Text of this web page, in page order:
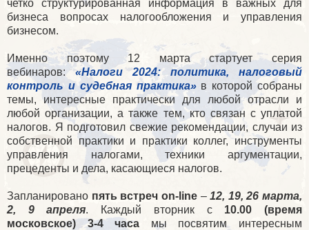
четко структурированная информация в важных для
бизнеса вопросах налогообложения и управления
бизнесом.
Именно поэтому 12 марта стартует серия
вебинаров: «Налоги 2024: политика, налоговый
контроль и судебная практика»в которой собраны
темы, интересные практически для любой отрасли и
любой организации, а также тем, кто связан с уплатой
налогов. Я подготовил свежие рекомендации, случаи из
собственной практики и практики коллег, инструменты
управления налогами, техники аргументации,
прецеденты и дела, касающиеся налогов.
Запланировано пять встреч on-line–12, 19, 26 марта,
2, 9 апреля. Каждый вторник с 10.00 (время
московское) 3-4 часа мы посвятим интересным